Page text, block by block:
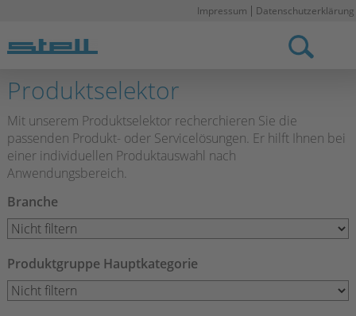
Impressum Datenschutzerklärung
Produktselektor
Mit unserem Produktselektor recherchieren Sie die
passenden Produkt- oder Servicelösungen. Er hilft Ihnen bei
einer individuellen Produktauswahl nach
Anwendungsbereich.
Branche
Produktgruppe Hauptkategorie